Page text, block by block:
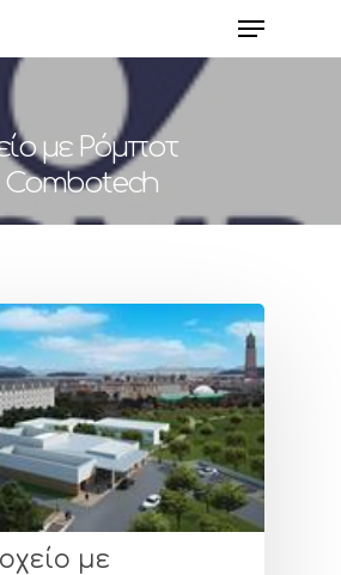
search or ESC to close
με Ρόμποτ
Combotech
με